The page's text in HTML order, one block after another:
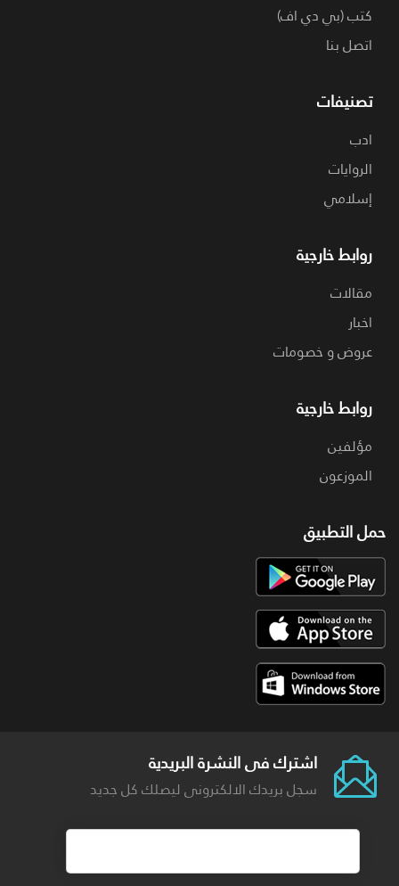
كتب (بي دي اف)
اتصل بنا
تصنيفات
ادب
الروايات
إسلامي
روابط خارجية
مقالات
اخبار
عروض و خصومات
روابط خارجية
مؤلفين
الموزعون
حمل التطبيق
اشترك فى النشرة البريدية
سجل بريدك الالكترونى ليصلك كل جديد